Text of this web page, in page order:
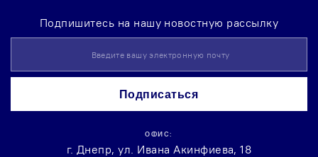
Подпишитесь на нашу новостную рассылку
Up
for
Newsletter:
Подписаться
ОФИС:
г. Днепр, ул. Ивана Акинфиева, 18